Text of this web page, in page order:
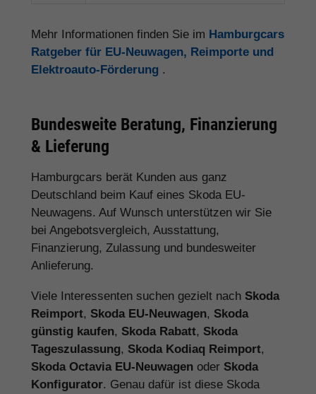
Mehr Informationen finden Sie im Hamburgcars
Ratgeber für EU-Neuwagen, Reimporte und
Elektroauto-Förderung .
Bundesweite Beratung, Finanzierung
& Lieferung
Hamburgcars berät Kunden aus ganz
Deutschland beim Kauf eines Skoda EU-
Neuwagens. Auf Wunsch unterstützen wir Sie
bei Angebotsvergleich, Ausstattung,
Finanzierung, Zulassung und bundesweiter
Anlieferung.
Viele Interessenten suchen gezielt nach Skoda
Reimport, Skoda EU-Neuwagen, Skoda
günstig kaufen, Skoda Rabatt, Skoda
Tageszulassung, Skoda Kodiaq Reimport,
Skoda Octavia EU-Neuwagen oder Skoda
Konfigurator. Genau dafür ist diese Skoda